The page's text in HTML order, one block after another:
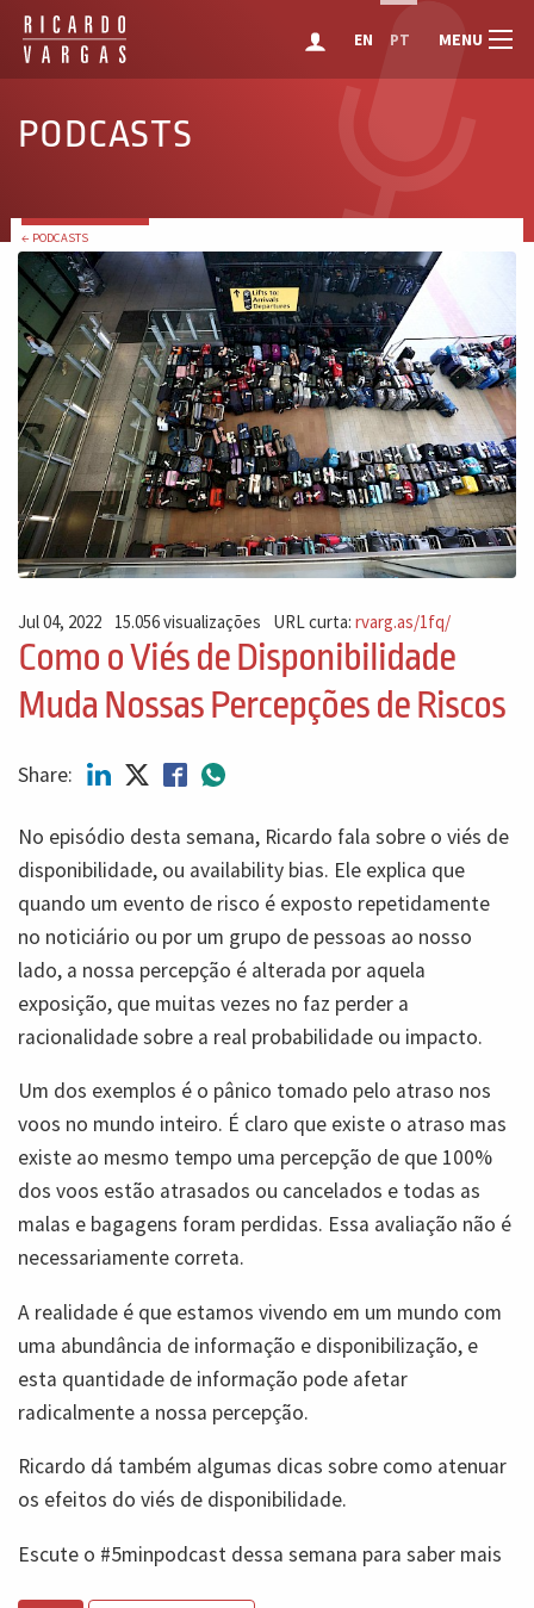
EN PT MENU
PODCASTS
← PODCASTS
Jul 04, 2022 15.056 visualizações URL curta:rvarg.as/1fq/
Como o Viés de Disponibilidade
Muda Nossas Percepções de Riscos
Share:
No episódio desta semana, Ricardo fala sobre o viés de
disponibilidade, ou availability bias. Ele explica que
quando um evento de risco é exposto repetidamente
no noticiário ou por um grupo de pessoas ao nosso
lado, a nossa percepção é alterada por aquela
exposição, que muitas vezes no faz perder a
racionalidade sobre a real probabilidade ou impacto.
Um dos exemplos é o pânico tomado pelo atraso nos
voos no mundo inteiro. É claro que existe o atraso mas
existe ao mesmo tempo uma percepção de que 100%
dos voos estão atrasados ou cancelados e todas as
malas e bagagens foram perdidas. Essa avaliação não é
necessariamente correta.
A realidade é que estamos vivendo em um mundo com
uma abundância de informação e disponibilização, e
esta quantidade de informação pode afetar
radicalmente a nossa percepção.
Ricardo dá também algumas dicas sobre como atenuar
os efeitos do viés de disponibilidade.
Escute o #5minpodcast dessa semana para saber mais